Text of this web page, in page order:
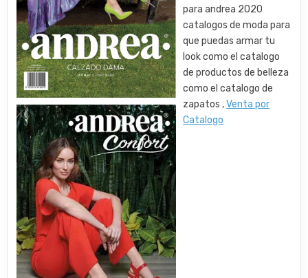
para andrea 2020
catalogos de moda para
que puedas armar tu
look como el catalogo
de productos de belleza
como el catalogo de
zapatos ,Venta por
Catalogo